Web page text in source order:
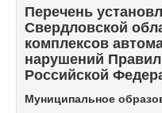
Перечень
Свердловской
комплексов
нарушений
Российской
Муниципальное